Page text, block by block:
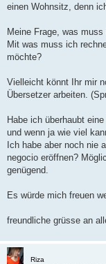
einen Wohnsitz, denn
Meine Frage, was
Mit was muss ich
möchte?
Vielleicht könnt Ihr mir
Übersetzer arbeiten.
Habe ich überhaubt
und wenn ja wie viel
Ich habe aber noch nie
negocio eröffnen?
genügend.
Es würde mich freuen
freundliche grüsse an
Riza